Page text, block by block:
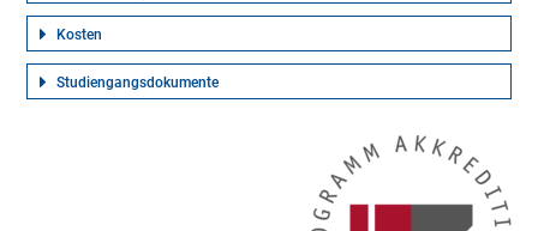
Kosten
Studiengangsdokumente